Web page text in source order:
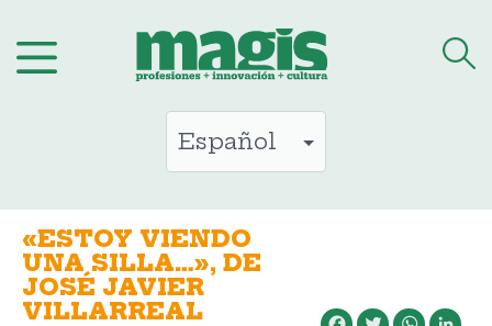
al
«ESTOY VIENDO
UNA SILLA…», DE
JOSÉ JAVIER
VILLARREAL
Facebook Twitter WhatsApp